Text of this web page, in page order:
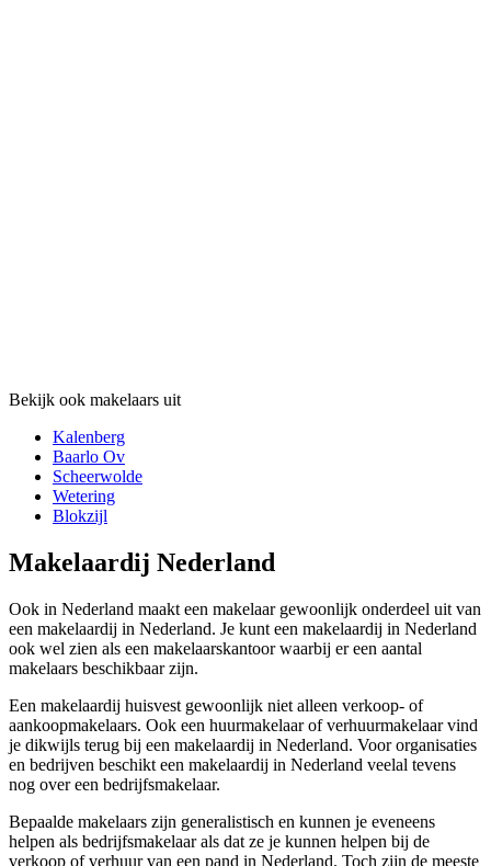
Bekijk ook makelaars uit
Kalenberg
Baarlo Ov
Scheerwolde
Wetering
Blokzijl
Makelaardij Nederland
Ook in Nederland maakt een makelaar gewoonlijk onderdeel uit van
een makelaardij in Nederland. Je kunt een makelaardij in Nederland
ook wel zien als een makelaarskantoor waarbij er een aantal
makelaars beschikbaar zijn.
Een makelaardij huisvest gewoonlijk niet alleen verkoop- of
aankoopmakelaars. Ook een huurmakelaar of verhuurmakelaar vind
je dikwijls terug bij een makelaardij in Nederland. Voor organisaties
en bedrijven beschikt een makelaardij in Nederland veelal tevens
nog over een bedrijfsmakelaar.
Bepaalde makelaars zijn generalistisch en kunnen je eveneens
helpen als bedrijfsmakelaar als dat ze je kunnen helpen bij de
verkoop of verhuur van een pand in Nederland. Toch zijn de meeste